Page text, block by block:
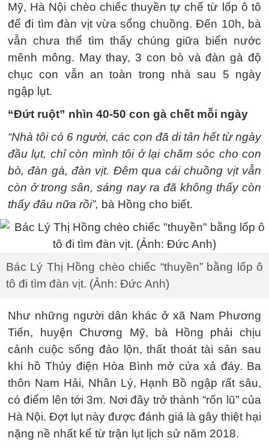
Mỹ, Hà Nội chèo chiếc thuyền tự chế từ lốp ô tô
để đi tìm đàn vịt vừa sổng chuồng. Đến 10h, bà
vẫn chưa thể tìm thấy chúng giữa biển nước
mênh mông. May thay, 3 con bò và đàn gà độ
chục con vẫn an toàn trong nhà sau 5 ngày
ngập lụt.
“Đứt ruột” nhìn 40-50 con gà chết mỗi ngày
“Nhà tôi có 6 người, các con đã di tản hết từ ngày
đầu lụt, chỉ còn mình tôi ở lại chăm sóc cho con
bò, đàn gà, đàn vịt. Đêm qua cái chuồng vịt vẫn
còn ở trong sân, sáng nay ra đã không thấy còn
thấy đâu nữa rồi”, bà Hồng cho biết.
Bác Lý Thị Hồng chèo chiếc “thuyền” bằng lốp ô
tô đi tìm đàn vịt. (Ảnh: Đức Anh)
Như những người dân khác ở xã Nam Phương
Tiến, huyện Chương Mỹ, bà Hồng phải chịu
cảnh cuộc sống đảo lộn, thất thoát tài sản sau
khi hồ Thủy điện Hòa Bình mở cửa xả đáy. Ba
thôn Nam Hải, Nhân Lý, Hạnh Bồ ngập rất sâu,
có điểm lên tới 3m. Nơi đây trở thành “rốn lũ” của
Hà Nội. Đợt lụt này được đánh giá là gây thiệt hại
nặng nề nhất kể từ trận lụt lịch sử năm 2018.